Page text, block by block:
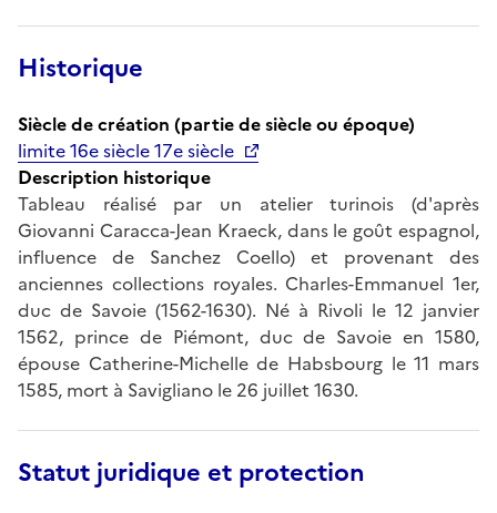
Historique
Siècle de création (partie de siècle ou époque)
limite 16e siècle 17e siècle
Description historique
Tableau réalisé par un atelier turinois (d'après
Giovanni Caracca-Jean Kraeck, dans le goût espagnol,
influence de Sanchez Coello) et provenant des
anciennes collections royales. Charles-Emmanuel 1er,
duc de Savoie (1562-1630). Né à Rivoli le 12 janvier
1562, prince de Piémont, duc de Savoie en 1580,
épouse Catherine-Michelle de Habsbourg le 11 mars
1585, mort à Savigliano le 26 juillet 1630.
Statut juridique et protection